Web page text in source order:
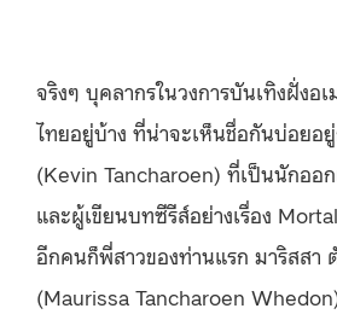
จริงๆ บุคลากรในวงการบันเทิงฝั่งอ
ไทยอยู่บ้าง ที่น่าจะเห็นชื่อกันบ่อยอ
(Kevin Tancharoen) ที่เป็นนักออ
และผู้เขียนบทซีรีส์อย่างเรื่อง
อีกคนก็พี่สาวของท่านแรก มาริสสา
(Maurissa Tancharoen